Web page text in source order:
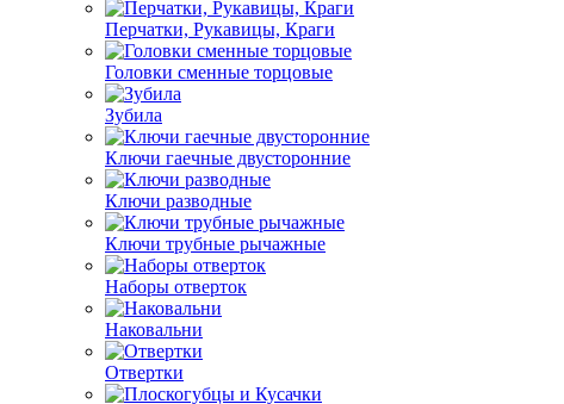
Перчатки, Рукавицы, Краги
Головки сменные торцовые
Зубила
Ключи гаечные двусторонние
Ключи разводные
Ключи трубные рычажные
Наборы отверток
Наковальни
Отвертки